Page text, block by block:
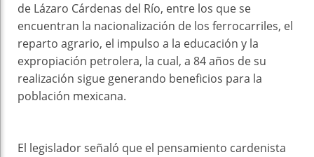
de Lázaro Cárdenas del Río, entre los que se
encuentran la nacionalización de los ferrocarriles, el
reparto agrario, el impulso a la educación y la
expropiación petrolera, la cual, a 84 años de su
realización sigue generando beneficios para la
población mexicana.
El legislador señaló que el pensamiento cardenista